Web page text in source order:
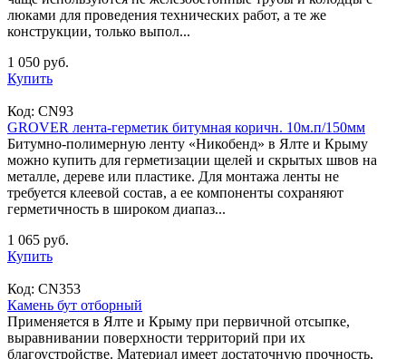
люками для проведения технических работ, а те же
конструкции, только выпол...
1 050 руб.
Купить
Код: CN93
GROVER лента-герметик битумная коричн. 10м.п/150мм
Битумно-полимерную ленту «Никобенд» в Ялте и Крыму
можно купить для герметизации щелей и скрытых швов на
металле, дереве или пластике. Для монтажа ленты не
требуется клеевой состав, а ее компоненты сохраняют
герметичность в широком диапаз...
1 065 руб.
Купить
Код: CN353
Камень бут отборный
Применяется в Ялте и Крыму при первичной отсыпке,
выравнивании поверхности территорий при их
благоустройстве. Материал имеет достаточную прочность,